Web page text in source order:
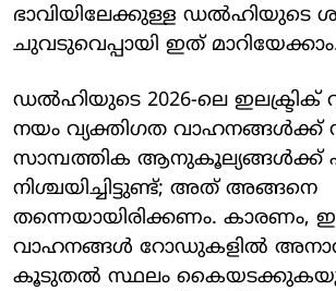
ഭാവിയിലേക്കുള്ള ഡൽഹിയുടെ
ചുവടുവെപ്പായി ഇത്
ഡൽഹിയുടെ 2026-ലെ ഇലക്ട്രിക്
നയം വ്യക്തിഗത
സാമ്പത്തിക ആനുകൂല്യങ്ങൾക്ക്
നിശ്ചയിച്ചിട്ടുണ്ട്; അത് അങ്ങനെ
തന്നെയായിരിക്കണം. കാരണം,
വാഹനങ്ങൾ റോഡുകളിൽ
കൂടുതൽ സ്ഥലം